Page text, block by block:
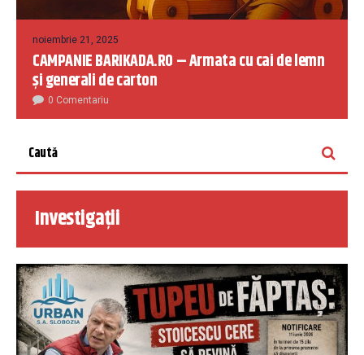
noiembrie 21, 2025
CAMPANIE BARIKADA.RO – Armata cu cai de lemn
și generali de carton
0 Comentariu
Investigații